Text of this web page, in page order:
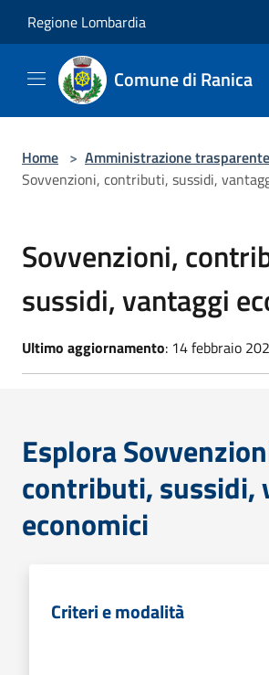
Regione Lombardia
Comune di Ranica
Home > Amministrazione trasparente
Sovvenzioni, contributi, sussidi,
Sovvenzioni,
sussidi, vantaggi
Ultimo aggiornamento: 14 febbraio
Esplora
contributi, sussidi,
economici
Criteri e modalità